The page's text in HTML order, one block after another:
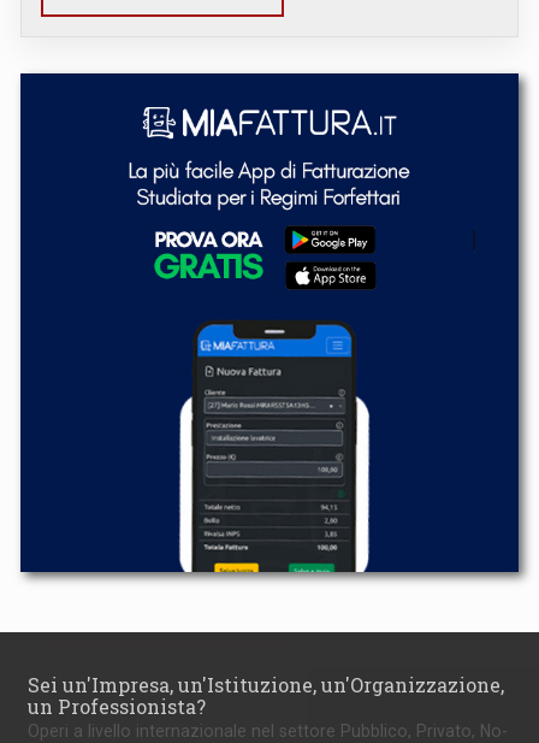
Sei un'Impresa, un'Istituzione, un'Organizzazione,
un Professionista?
Operi a livello internazionale nel settore Pubblico, Privato, No-